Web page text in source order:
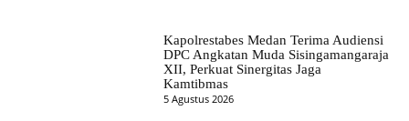
Kapolrestabes Medan Terima Audiensi
DPC Angkatan Muda Sisingamangaraja
XII, Perkuat Sinergitas Jaga
Kamtibmas
5 Agustus 2026